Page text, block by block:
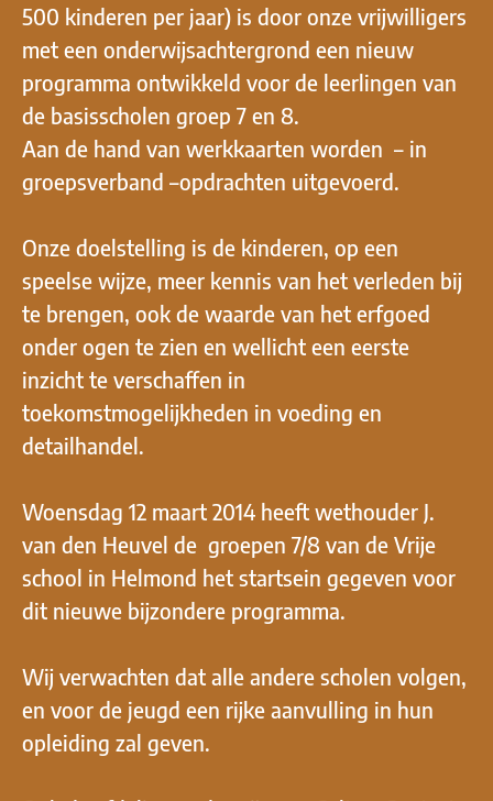
500 kinderen per jaar) is door onze vrijwilligers
met een onderwijsachtergrond een nieuw
programma ontwikkeld voor de leerlingen van
de basisscholen groep 7 en 8.
Aan de hand van werkkaarten worden – in
groepsverband –opdrachten uitgevoerd.
Onze doelstelling is de kinderen, op een
speelse wijze, meer kennis van het verleden bij
te brengen, ook de waarde van het erfgoed
onder ogen te zien en wellicht een eerste
inzicht te verschaffen in
toekomstmogelijkheden in voeding en
detailhandel.
Woensdag 12 maart 2014 heeft wethouder J.
van den Heuvel de groepen 7/8 van de Vrije
school in Helmond het startsein gegeven voor
dit nieuwe bijzondere programma.
Wij verwachten dat alle andere scholen volgen,
en voor de jeugd een rijke aanvulling in hun
opleiding zal geven.